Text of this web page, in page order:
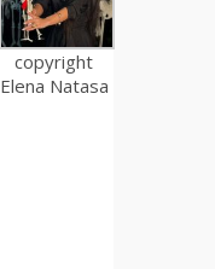
copyright
Elena Natasa